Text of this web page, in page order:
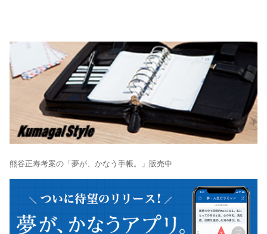
熊谷正寿考案の「夢が、かなう手帳。」販売中